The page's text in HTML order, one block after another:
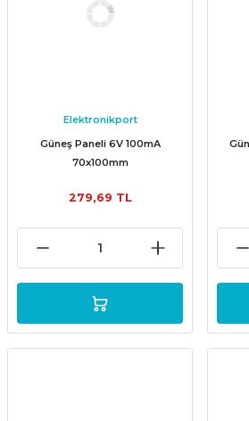
Elektronikport
Güneş Paneli 6V 100mA
70x100mm
279,69 TL